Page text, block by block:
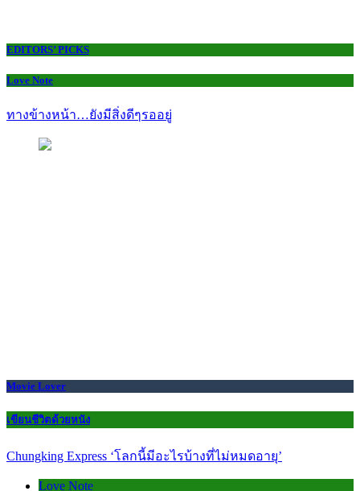
EDITORS’ PICKS
Love Note
ทางข้างหน้า…ยังมีสิ่งดีๆรออยู่
Movie Lover
เขียนชีวิตด้วยหนัง
Chungking Express ‘โลกนี้มีอะไรบ้างที่ไม่หมดอายุ’
Love Note